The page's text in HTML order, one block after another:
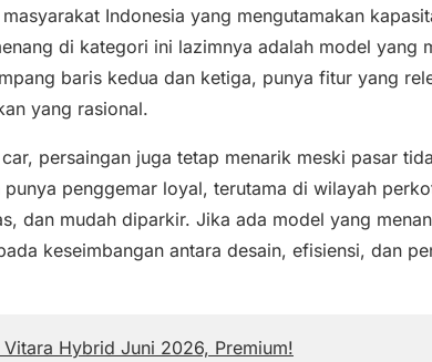
Indonesia yang mengutamakan
di kategori ini lazimnya adalah model yang
baris kedua dan ketiga, punya fitur yang
yang rasional.
persaingan juga tetap menarik meski pasar
penggemar loyal, terutama di wilayah
dan mudah diparkir. Jika ada model yang
keseimbangan antara desain, efisiensi, dan
Hybrid Juni 2026, Premium!